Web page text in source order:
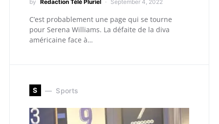
by Redaction Télé Pluriel September 4, 2022
C’est probablement une page qui se tourne
pour Serena Williams. La défaite de la diva
américaine face à…
S Sports